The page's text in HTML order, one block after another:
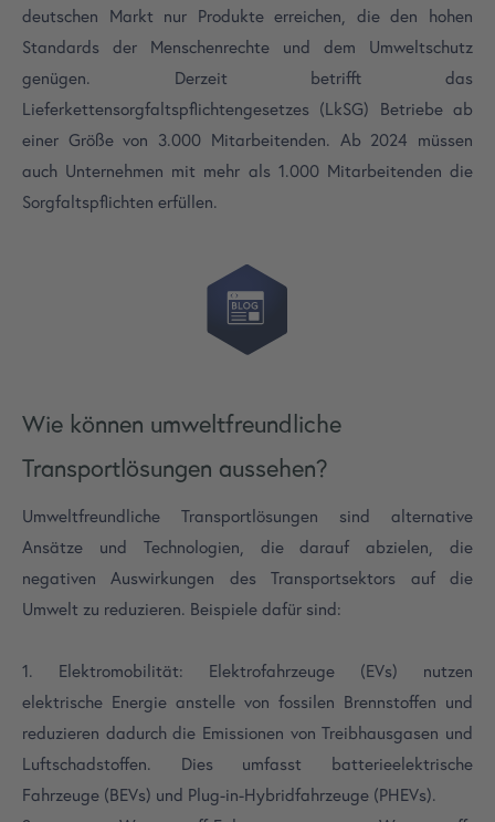
deutschen Markt nur Produkte erreichen, die den hohen
Standards der Menschenrechte und dem Umweltschutz
genügen. Derzeit betrifft das
Lieferkettensorgfaltspflichtengesetzes (LkSG) Betriebe ab
einer Größe von 3.000 Mitarbeitenden. Ab 2024 müssen
auch Unternehmen mit mehr als 1.000 Mitarbeitenden die
Sorgfaltspflichten erfüllen.
Wie können umweltfreundliche
Transportlösungen aussehen?
Umweltfreundliche Transportlösungen sind alternative
Ansätze und Technologien, die darauf abzielen, die
negativen Auswirkungen des Transportsektors auf die
Umwelt zu reduzieren. Beispiele dafür sind:
1. Elektromobilität: Elektrofahrzeuge (EVs) nutzen
elektrische Energie anstelle von fossilen Brennstoffen und
reduzieren dadurch die Emissionen von Treibhausgasen und
Luftschadstoffen. Dies umfasst batterieelektrische
Fahrzeuge (BEVs) und Plug-in-Hybridfahrzeuge (PHEVs).